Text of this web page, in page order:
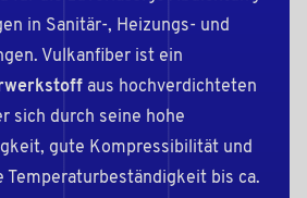
in Sanitär-, Heizungs- und
Vulkanfiber ist ein
aus hochverdichteten
sich durch seine hohe
gute Kompressibilität und
Temperaturbeständigkeit bis ca.